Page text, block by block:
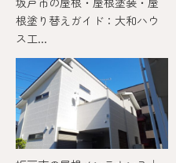
根塗り替えガイド：大和ハウ
ス工...